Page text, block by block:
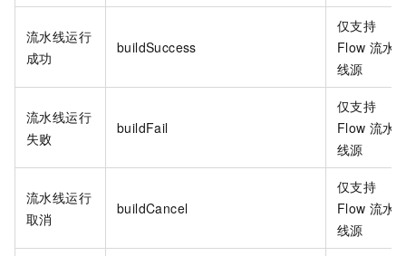
流水线运行
成功
buildSuccess
仅支持
Flow 流水
线源
流水线运行
失败
buildFail
仅支持
Flow 流水
线源
流水线运行
取消
buildCancel
仅支持
Flow 流水
线源